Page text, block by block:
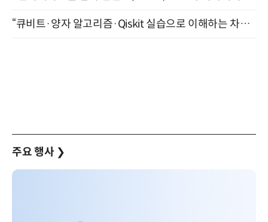
“큐비트·양자 알고리즘·Qiskit 실습으로 이해하는 차세대 컴퓨팅” (8/28)
주요 행사 ❯